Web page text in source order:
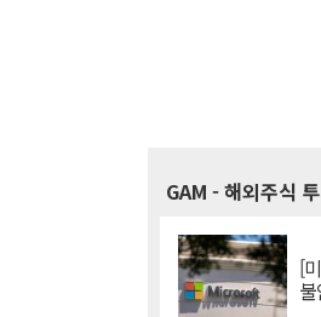
GAM - 해외주식
[